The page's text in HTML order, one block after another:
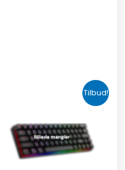
Tilbud!
oprindelige
pris
var:
kr.
aktuelle
pris
er:
kr. 679,00.